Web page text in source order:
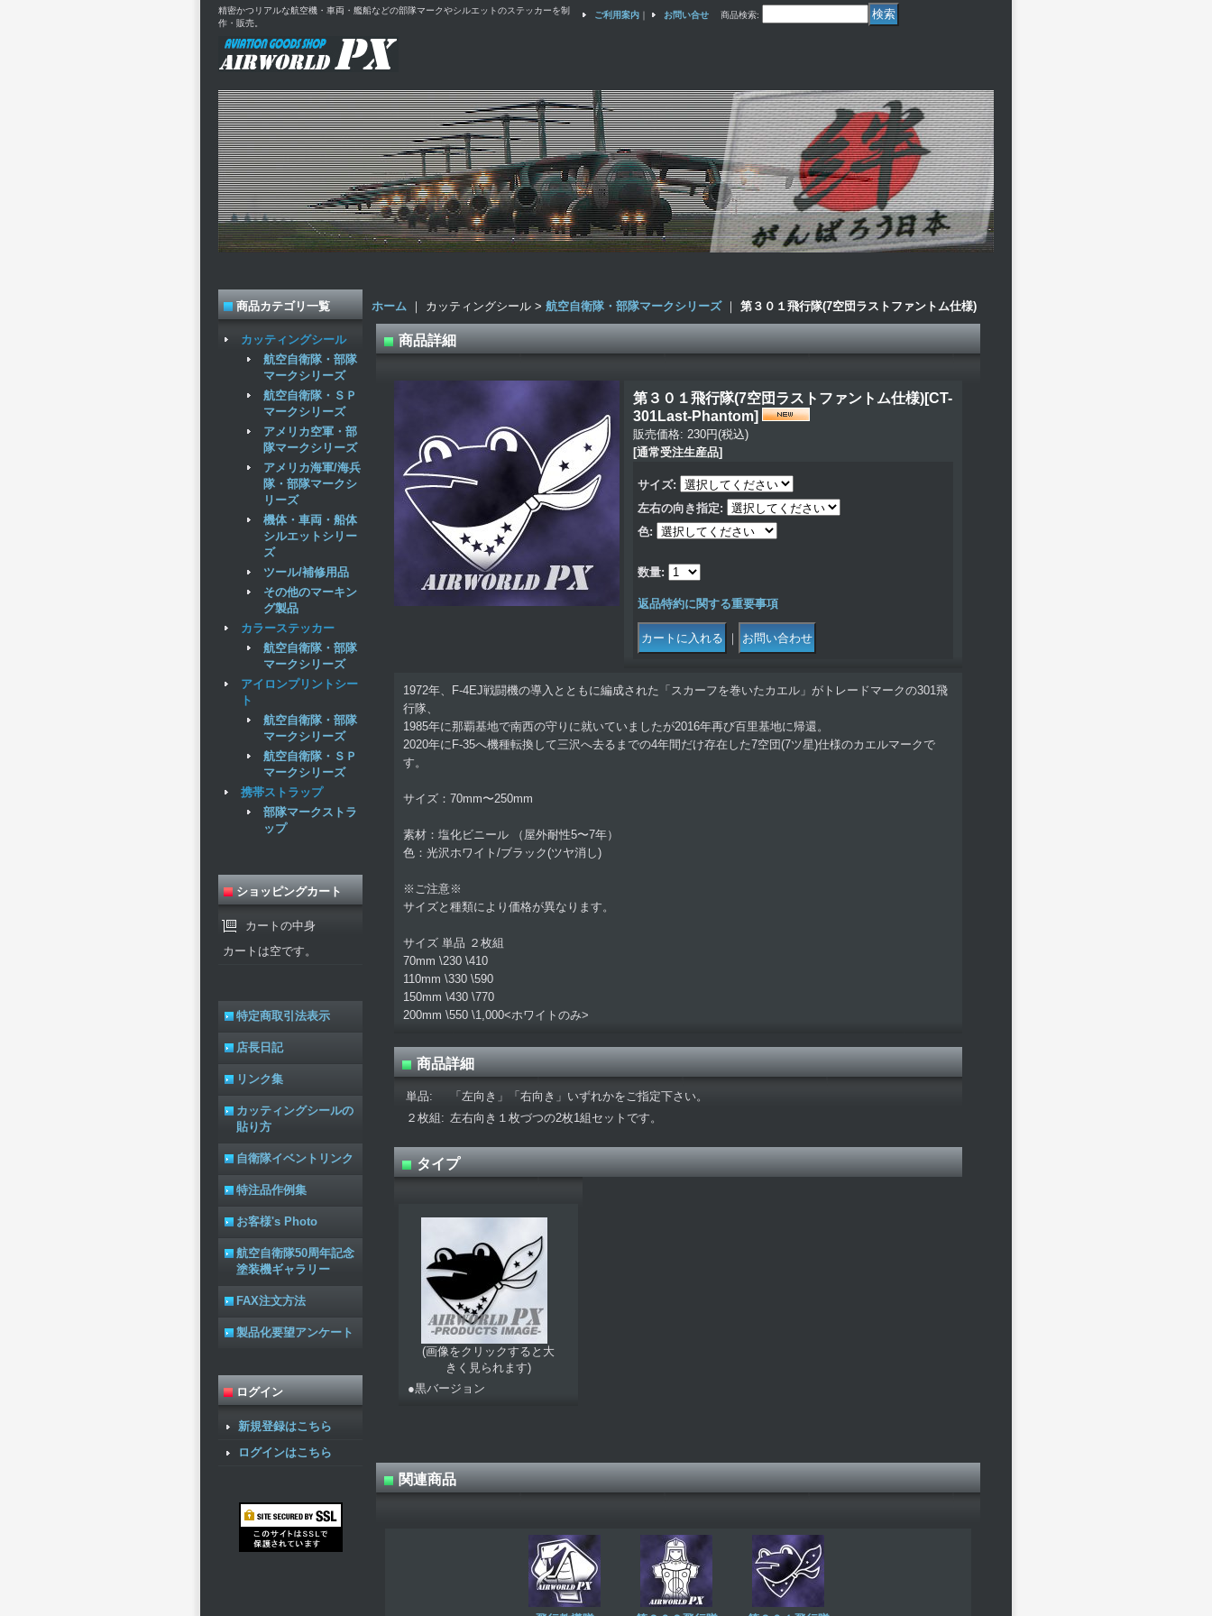
精密かつリアルな航空機・車両・艦船などの部隊マークやシルエットのステッカーを制
作・販売。
ご利用案内 ｜ お問い合せ 商品検索:
商品カテゴリ一覧
カッティングシール
航空自衛隊・部隊
マークシリーズ
航空自衛隊・ＳＰ
マークシリーズ
アメリカ空軍・部
隊マークシリーズ
アメリカ海軍/海兵
隊・部隊マークシ
リーズ
機体・車両・船体
シルエットシリー
ズ
ツール/補修用品
その他のマーキン
グ製品
カラーステッカー
航空自衛隊・部隊
マークシリーズ
アイロンプリントシー
ト
航空自衛隊・部隊
マークシリーズ
航空自衛隊・ＳＰ
マークシリーズ
携帯ストラップ
部隊マークストラ
ップ
ショッピングカート
カートの中身
カートは空です。
特定商取引法表示
店長日記
リンク集
カッティングシールの
貼り方
自衛隊イベントリンク
特注品作例集
お客様's Photo
航空自衛隊50周年記念
塗装機ギャラリー
FAX注文方法
製品化要望アンケート
ログイン
新規登録はこちら
ログインはこちら
ホーム ｜ カッティングシール > 航空自衛隊・部隊マークシリーズ｜ 第３０１飛行隊(7空団ラストファントム仕様)
商品詳細
第３０１飛行隊(7空団ラストファントム仕様)[CT-
301Last-Phantom]
販売価格: 230円(税込)
[通常受注生産品]
サイズ:
左右の向き指定:
色:
数量:
返品特約に関する重要事項
｜
1972年、F-4EJ戦闘機の導入とともに編成された「スカーフを巻いたカエル」がトレードマークの301飛
行隊、
1985年に那覇基地で南西の守りに就いていましたが2016年再び百里基地に帰還。
2020年にF-35へ機種転換して三沢へ去るまでの4年間だけ存在した7空団(7ツ星)仕様のカエルマークで
す。
サイズ：70mm〜250mm
素材：塩化ビニール （屋外耐性5〜7年）
色：光沢ホワイト/ブラック(ツヤ消し)
※ご注意※
サイズと種類により価格が異なります。
サイズ 単品 ２枚組
70mm \230 \410
110mm \330 \590
150mm \430 \770
200mm \550 \1,000<ホワイトのみ>
商品詳細
単品:
「左向き」「右向き」いずれかをご指定下さい。
２枚組 : 左右向き１枚づつの2枚1組セットです。
タイプ
(画像をクリックすると大
きく見られます)
●黒バージョン
関連商品